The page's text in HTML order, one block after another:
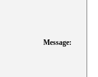
Message: